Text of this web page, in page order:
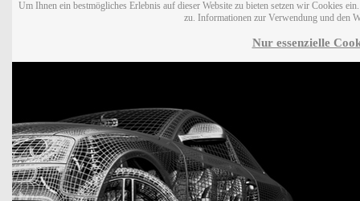
Um Ihnen ein bestmögliches Erlebnis auf dieser Website zu bieten setzen wir Cookies
zu. Informationen zur Verwendung und den
Nur essenzielle